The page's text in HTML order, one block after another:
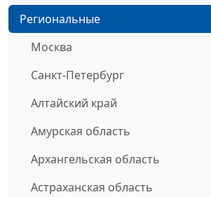
Региональные
Москва
Санкт-Петербург
Алтайский край
Амурская область
Архангельская область
Астраханская область